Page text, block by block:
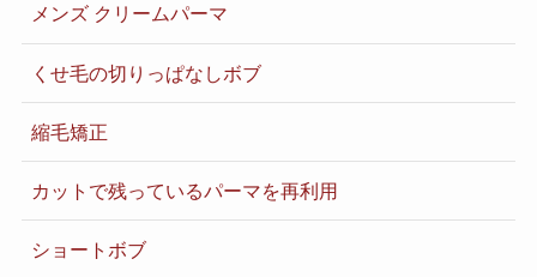
メンズ クリームパーマ
くせ毛の切りっぱなしボブ
縮毛矯正
カットで残っているパーマを再利用
ショートボブ